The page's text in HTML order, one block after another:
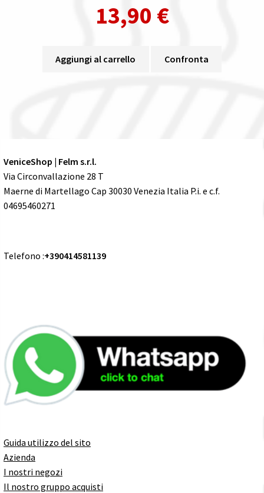
13,90 €
Aggiungi al carrello Confronta
VeniceShop | Felm s.r.l.
Via Circonvallazione 28 T
Maerne di Martellago Cap 30030 Venezia Italia P.i. e c.f.
04695460271
Telefono :+390414581139
Guida utilizzo del sito
Azienda
I nostri negozi
Il nostro gruppo acquisti